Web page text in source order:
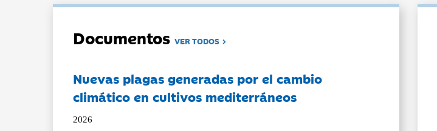
DocumentosVER TODOS
Nuevas plagas generadas por el cambio
climático en cultivos mediterráneos
2026